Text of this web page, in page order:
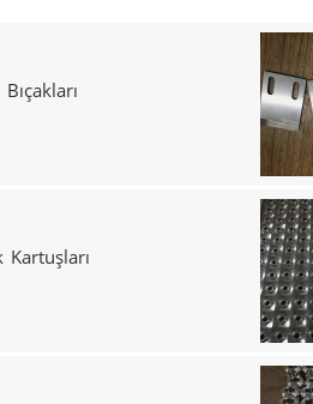
Kartuşları